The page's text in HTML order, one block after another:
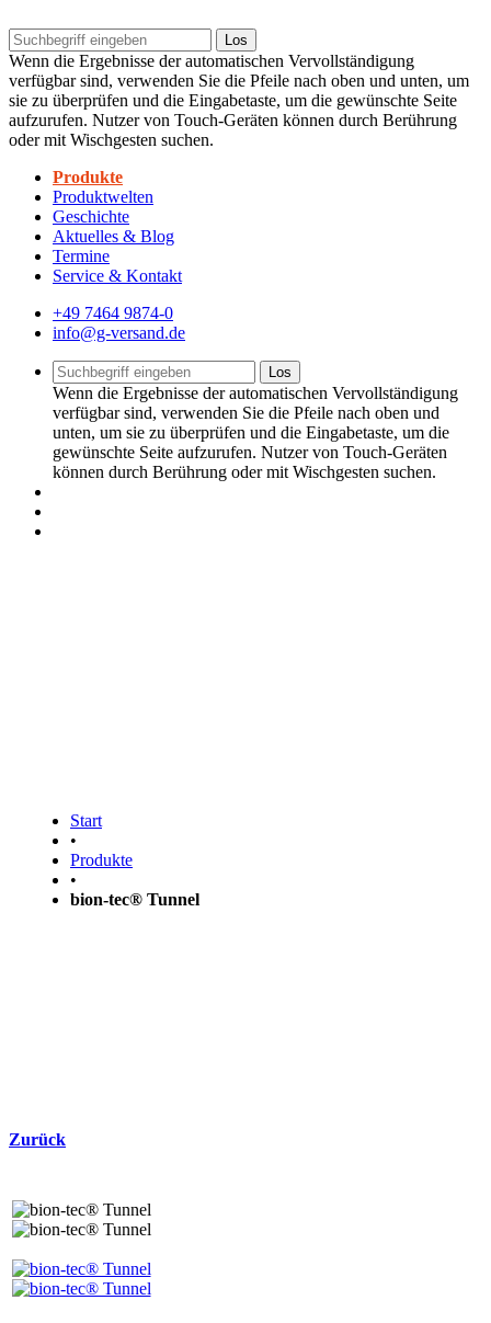
Los
Wenn die Ergebnisse der automatischen Vervollständigung
verfügbar sind, verwenden Sie die Pfeile nach oben und unten, um
sie zu überprüfen und die Eingabetaste, um die gewünschte Seite
aufzurufen. Nutzer von Touch-Geräten können durch Berührung
oder mit Wischgesten suchen.
Produkte
Produktwelten
Geschichte
Aktuelles & Blog
Termine
Service & Kontakt
+49 7464 9874-0
info@g-versand.de
Los
Wenn die Ergebnisse der automatischen Vervollständigung
verfügbar sind, verwenden Sie die Pfeile nach oben und
unten, um sie zu überprüfen und die Eingabetaste, um die
gewünschte Seite aufzurufen. Nutzer von Touch-Geräten
können durch Berührung oder mit Wischgesten suchen.
Start
•
Produkte
•
bion-tec® Tunnel
Zurück